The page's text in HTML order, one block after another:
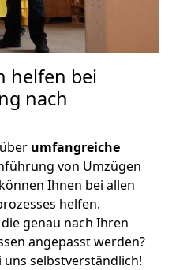
helfen bei
nach
umfangreiche
von Umzügen
Ihnen bei allen
helfen.
die genau nach Ihren
angepasst werden?
uns selbstverständlich!